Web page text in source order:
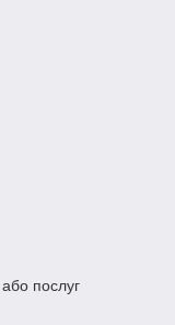
послуг